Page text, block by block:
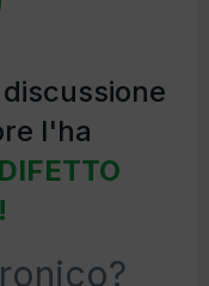
l'ha
DIFETTO